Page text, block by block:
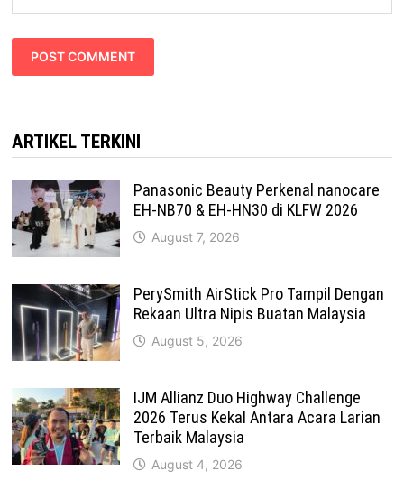
ARTIKEL TERKINI
Panasonic Beauty Perkenal nanocare
EH-NB70 & EH-HN30 di KLFW 2026
August 7, 2026
PerySmith AirStick Pro Tampil Dengan
Rekaan Ultra Nipis Buatan Malaysia
August 5, 2026
IJM Allianz Duo Highway Challenge
2026 Terus Kekal Antara Acara Larian
Terbaik Malaysia
August 4, 2026